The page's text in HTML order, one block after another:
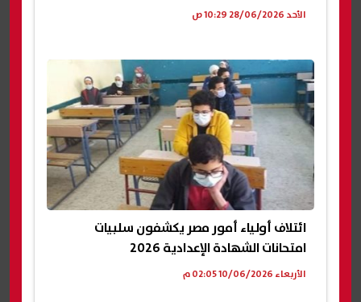
الأحد 28/06/2026 10:29 ص
ائتلاف أولياء أمور مصر يكشفون سلبيات
امتحانات الشهادة الإعدادية 2026
الأربعاء 10/06/2026 02:05 م